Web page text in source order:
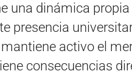
una dinámica
presencia
activo el
consecuencias